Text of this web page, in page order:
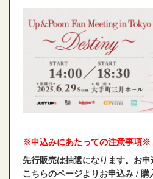
※申込みにあたっての注意事項※
先行販売は抽選になります。お
こちらのページよりお申込み / 購